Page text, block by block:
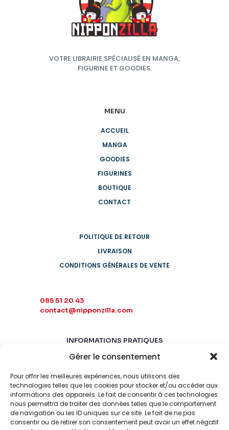
Gérer le consentement
Pour offrir les meilleures expériences, nous utilisons des
technologies telles que les cookies pour stocker et/ou accéder aux
informations des appareils. Le fait de consentir à ces technologies
nous permettra de traiter des données telles que le comportement
de navigation ou les ID uniques sur ce site. Le fait de ne pas
consentir ou de retirer son consentement peut avoir un effet négatif
VOTRE LIBRAIRIE SPÉCIALISÉ EN MANGA,
FIGURINE ET GOODIES.
MENU
ACCUEIL
MANGA
GOODIES
FIGURINES
BOUTIQUE
CONTACT
POLITIQUE DE RETOUR
LIVRAISON
CONDITIONS GÉNÉRALES DE VENTE
085 51 20 43
contact@nipponzilla.com
INFORMATIONS PRATIQUES
MARDI-SAMEDI
LUNDI-DIMANCHE
FERMÉ